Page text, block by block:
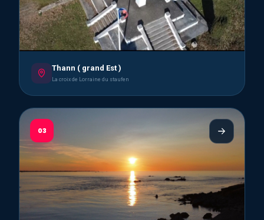
Thann ( grand Est )
La croix de Lorraine du staufen
03